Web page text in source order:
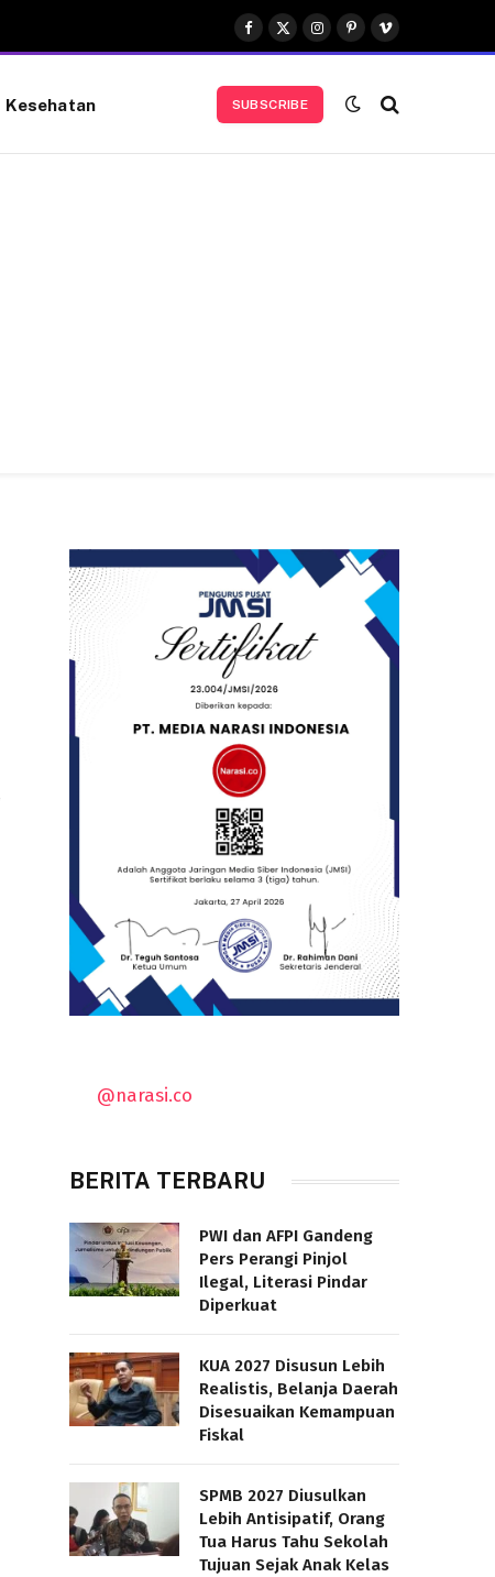
Facebook
X
(Twitter)
Instagram
Pinterest
Vimeo
Kesehatan SUBSCRIBE
@narasi.co
BERITA TERBARU
PWI dan AFPI Gandeng
Pers Perangi Pinjol
Ilegal, Literasi Pindar
Diperkuat
KUA 2027 Disusun Lebih
Realistis, Belanja Daerah
Disesuaikan Kemampuan
Fiskal
SPMB 2027 Diusulkan
Lebih Antisipatif, Orang
Tua Harus Tahu Sekolah
Tujuan Sejak Anak Kelas